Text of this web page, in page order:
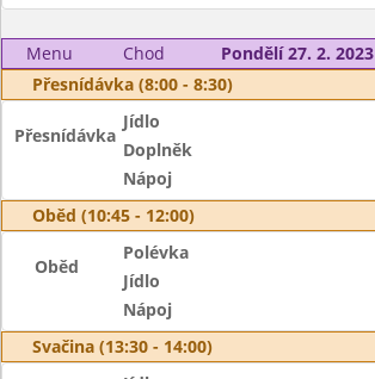
Menu Chod
Pondělí 27. 2. 2023
Přesnídávka (8:00 - 8:30)
Přesnídávka
Jídlo
Doplněk
Nápoj
Oběd (10:45 - 12:00)
Oběd
Polévka
Jídlo
Nápoj
Svačina (13:30 - 14:00)